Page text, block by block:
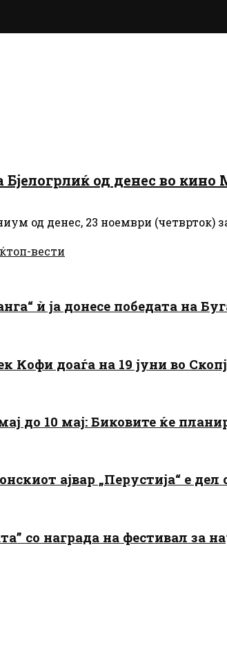
Бјелогрлиќ од денес во
од денес, 23 ноември
топ-вести
ѝ ја донесе победата на
Кофи доаѓа на 19 јуни во
до 10 мај: Биковите ќе
ајвар „Перустија“ е
со награда на фестивал за